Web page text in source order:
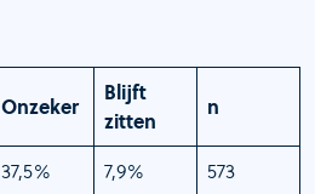
Onzeker
Blijft
zitten
n
37,5% 7,9%
573